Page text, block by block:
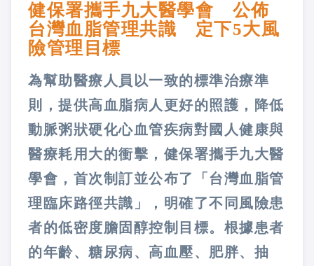
健保署攜手九大醫學會 公佈
台灣血脂管理共識 定下5大風
險管理目標
為幫助醫療人員以一致的標準治療準
則，提供高血脂病人更好的照護，降低
動脈粥狀硬化心血管疾病對國人健康與
醫療耗用大的衝擊，健保署攜手九大醫
學會，首次制訂並公布了「台灣血脂管
理臨床路徑共識」，明確了不同風險患
者的低密度膽固醇控制目標。根據患者
的年齡、糖尿病、高血壓、肥胖、抽